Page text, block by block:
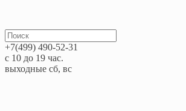
+7(499) 490-52-31
с 10 до 19 час.
выходные сб, вс